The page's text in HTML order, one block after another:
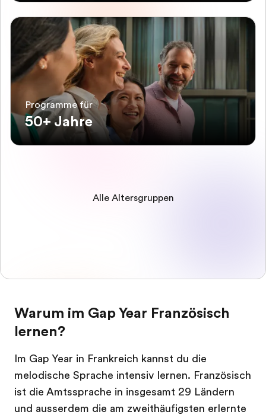
Programme für
50+ Jahre
Alle Altersgruppen
Warum im Gap Year Französisch
lernen?
Im Gap Year in Frankreich kannst du die
melodische Sprache intensiv lernen. Französisch
ist die Amtssprache in insgesamt 29 Ländern
und ausserdem die am zweithäufigsten erlernte